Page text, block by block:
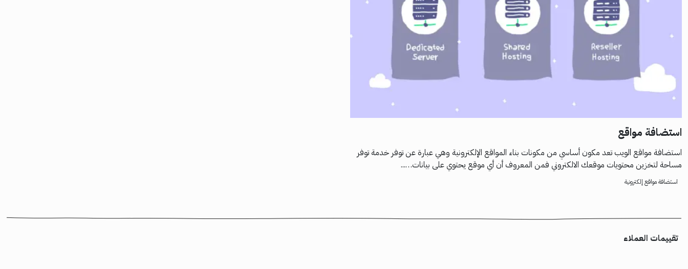
استضافة مواقع
استضافة مواقع الويب تعد مكون أساسي من مكونات بناء المواقع الإلكترونية وهي عبارة عن توفر خدمة توفر
مساحة لتخزين محتويات موقعك الالكتروني فمن المعروف أن أي موقع يحتوي على بيانات…...
استضافة مواقع إلكترونية
تقييمات العملاء